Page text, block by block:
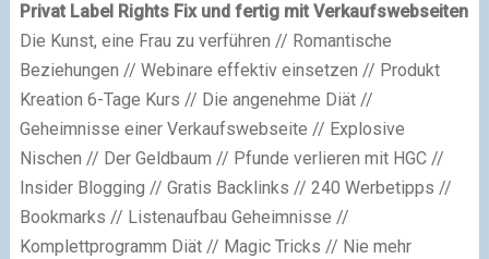
Privat Label Rights Fix und fertig mit Verkaufswebseiten
Die Kunst, eine Frau zu verführen // Romantische
Beziehungen // Webinare effektiv einsetzen // Produkt
Kreation 6-Tage Kurs // Die angenehme Diät //
Geheimnisse einer Verkaufswebseite // Explosive
Nischen // Der Geldbaum // Pfunde verlieren mit HGC //
Insider Blogging // Gratis Backlinks // 240 Werbetipps //
Bookmarks // Listenaufbau Geheimnisse //
Komplettprogramm Diät // Magic Tricks // Nie mehr